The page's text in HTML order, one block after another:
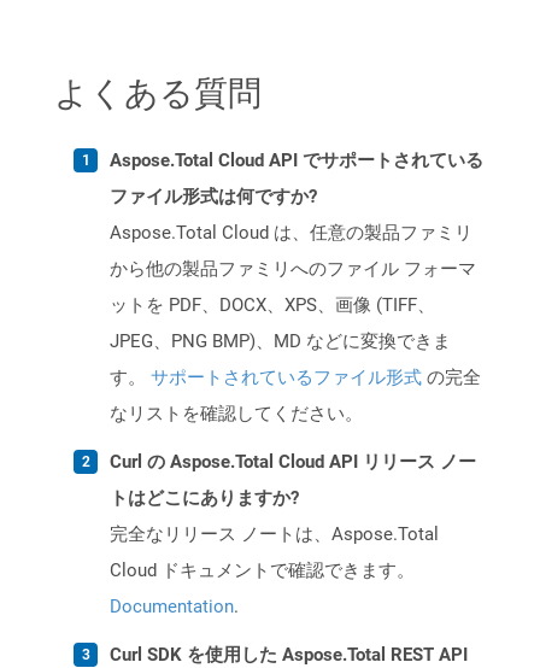
よくある質問
Aspose.Total Cloud API でサポートされている
ファイル形式は何ですか?
Aspose.Total Cloud は、任意の製品ファミリ
から他の製品ファミリへのファイル フォーマ
ットを PDF、DOCX、XPS、画像 (TIFF、
JPEG、PNG BMP)、MD などに変換できま
す。 サポートされているファイル形式 の完全
なリストを確認してください。
Curl の Aspose.Total Cloud API リリース ノー
トはどこにありますか?
完全なリリース ノートは、Aspose.Total
Cloud ドキュメントで確認できます。
Documentation.
Curl SDK を使用した Aspose.Total REST API